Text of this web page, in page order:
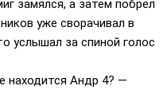
замялся, а затем побрел
уже сворачивал в
услышал за спиной голос
находится Андр 4? —